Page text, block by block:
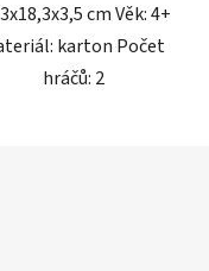
cm Věk: 4+
karton Počet
hráčů: 2